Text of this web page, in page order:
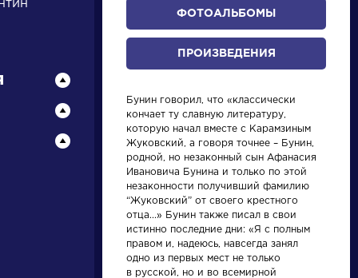
писатели
произведения
персонажи
ФОТОАЛЬБОМЫ
ПРОИЗВЕДЕНИЯ
Бунин говорил, что «классически
кончает ту славную литературу,
которую начал вместе с Карамзиным
Жуковский, а говоря точнее – Бунин,
родной, но незаконный сын Афанасия
Ивановича Бунина и только по этой
незаконности получивший фамилию
“Жуковский” от своего крестного
отца...» Бунин также писал в свои
истинно последние дни: «Я с полным
правом и, надеюсь, навсегда занял
одно из первых мест не только
в русской, но и во всемирной